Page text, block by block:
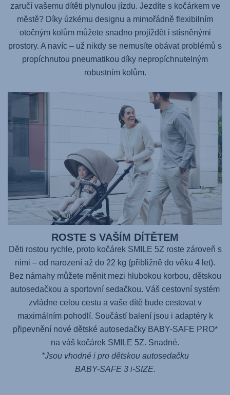
zaručí vašemu dítěti plynulou jízdu. Jezdíte s kočárkem ve
městě? Díky úzkému designu a mimořádně flexibilním
otočným kolům můžete snadno projíždět i stísněnými
prostory. A navíc – už nikdy se nemusíte obávat problémů s
propíchnutou pneumatikou díky nepropíchnutelným
robustním kolům.
ROSTE S VAŠÍM DÍTĚTEM
Děti rostou rychle, proto kočárek SMILE 5Z roste zároveň s
nimi – od narození až do 22 kg (přibližně do věku 4 let).
Bez námahy můžete měnit mezi hlubokou korbou, dětskou
autosedačkou a sportovní sedačkou. Váš cestovní systém
zvládne celou cestu a vaše dítě bude cestovat v
maximálním pohodlí. Součástí balení jsou i adaptéry k
připevnění nové dětské autosedačky BABY-SAFE PRO*
na váš kočárek SMILE 5Z. Snadné.
*Jsou vhodné i pro dětskou autosedačku
BABY-SAFE 3 i-SIZE.